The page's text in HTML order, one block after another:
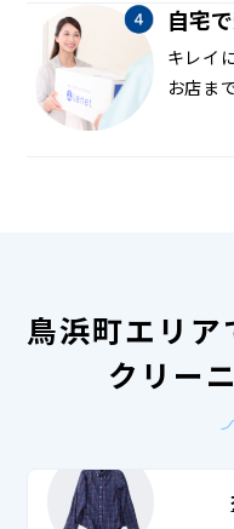
自宅
キレイ
お店ま
鳥浜町エリア
クリー